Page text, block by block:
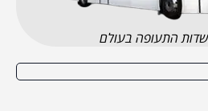
התעופה בעולם